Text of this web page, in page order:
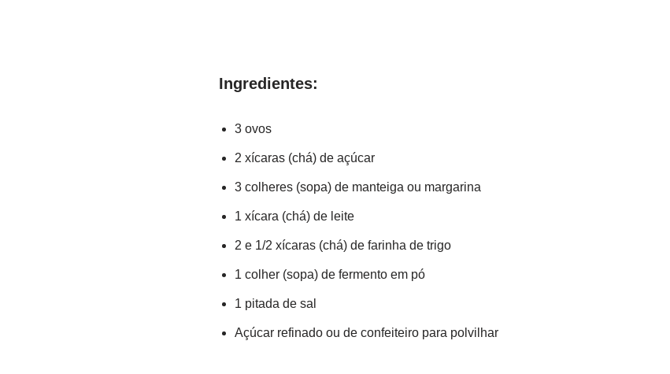
Ingredientes:
3 ovos
2 xícaras (chá) de açúcar
3 colheres (sopa) de manteiga ou margarina
1 xícara (chá) de leite
2 e 1/2 xícaras (chá) de farinha de trigo
1 colher (sopa) de fermento em pó
1 pitada de sal
Açúcar refinado ou de confeiteiro para polvilhar